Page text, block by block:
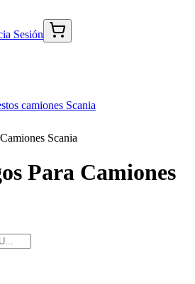
Sesión
camiones Scania
Scania
Para Camiones